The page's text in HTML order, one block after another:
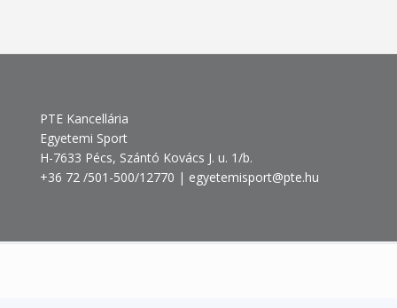
PTE Kancellária
Egyetemi Sport
H-7633 Pécs, Szántó Kovács J. u. 1/b.
+36 72 /501-500/12770 | egyetemisport@pte.hu